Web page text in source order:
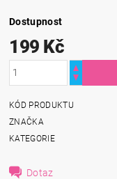
Dostupnost
199 Kč
KÓD PRODUKTU
ZNAČKA
KATEGORIE
Dotaz